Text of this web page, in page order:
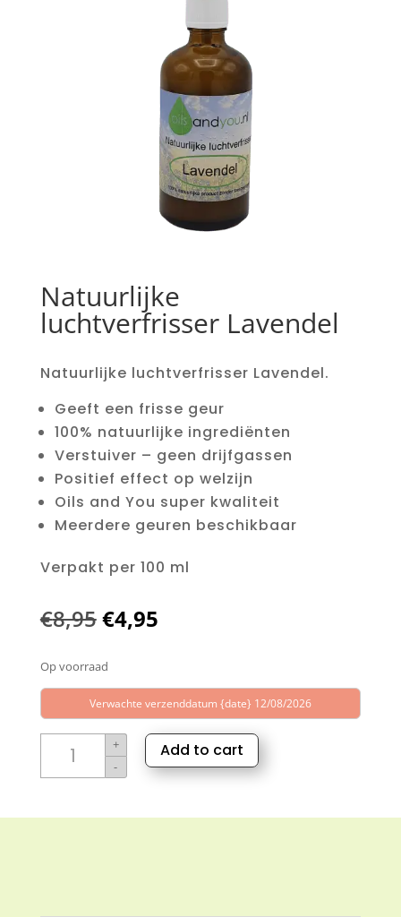
Natuurlijke
luchtverfrisser Lavendel
Natuurlijke luchtverfrisser Lavendel.
Geeft een frisse geur
100% natuurlijke ingrediënten
Verstuiver – geen drijfgassen
Positief effect op welzijn
Oils and You super kwaliteit
Meerdere geuren beschikbaar
Verpakt per 100 ml
€8,95Oorspronkelijke
was:
€8,95.
€4,95Huidige
€4,95.
Op voorraad
Verwachte verzenddatum {date} 12/08/2026
luchtverfrisser
Lavendel
+
-
Add to cart